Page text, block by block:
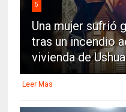
5
Una mujer sufrió
tras un incendio
vivienda de
Leer Mas